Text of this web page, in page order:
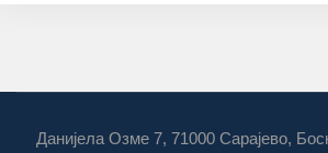
Данијела Озме 7, 71000 Сарајево,